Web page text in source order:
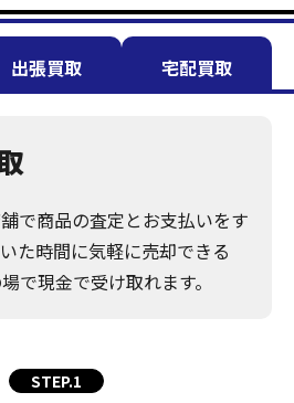
出張買取 宅配買取
で商品の査定とお支払いをす
た時間に気軽に売却できる
で現金で受け取れます。
STEP.1